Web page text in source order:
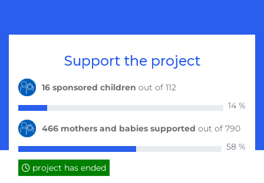
Support the project
16 sponsored children out of 112
14 %
466 mothers and babies supported out of 790
58 %
project has ended